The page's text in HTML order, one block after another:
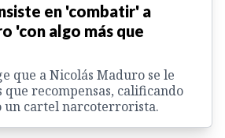
en 'combatir' a
'con algo más que
que a Nicolás Maduro se le
que recompensas, calificando
un cartel narcoterrorista.